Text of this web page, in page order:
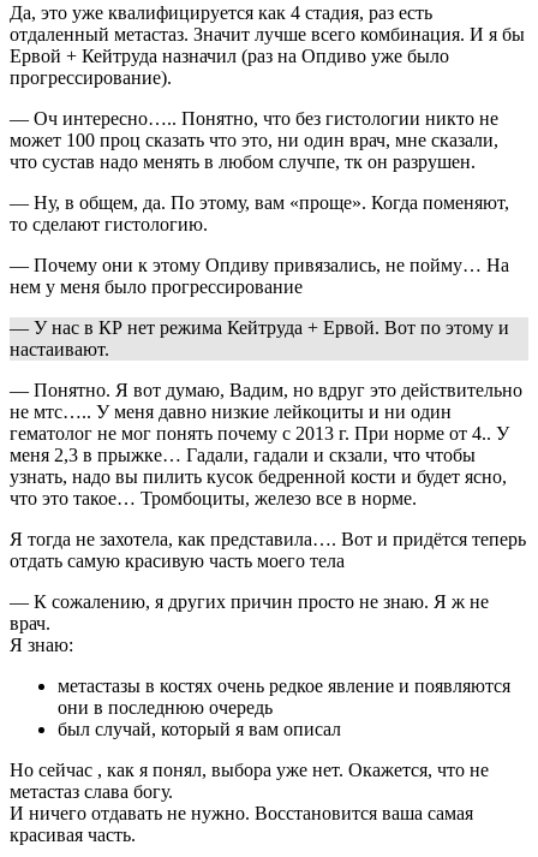
Да, это уже квалифицируется как 4 стадия, раз есть
отдаленный метастаз. Значит лучше всего комбинация. И я бы
Ервой + Кейтруда назначил (раз на Опдиво уже было
прогрессирование).
— Оч интересно….. Понятно, что без гистологии никто не
может 100 проц сказать что это, ни один врач, мне сказали,
что сустав надо менять в любом случпе, тк он разрушен.
— Ну, в общем, да. По этому, вам «проще». Когда поменяют,
то сделают гистологию.
— Почему они к этому Опдиву привязались, не пойму… На
нем у меня было прогрессирование
— У нас в КР нет режима Кейтруда + Ервой. Вот по этому и
настаивают.
— Понятно. Я вот думаю, Вадим, но вдруг это действительно
не мтс….. У меня давно низкие лейкоциты и ни один
гематолог не мог понять почему с 2013 г. При норме от 4.. У
меня 2,3 в прыжке… Гадали, гадали и скзали, что чтобы
узнать, надо вы пилить кусок бедренной кости и будет ясно,
что это такое… Тромбоциты, железо все в норме.
Я тогда не захотела, как представила…. Вот и придётся теперь
отдать самую красивую часть моего тела
— К сожалению, я других причин просто не знаю. Я ж не
врач.
Я знаю:
метастазы в костях очень редкое явление и появляются
они в последнюю очередь
был случай, который я вам описал
Но сейчас , как я понял, выбора уже нет. Окажется, что не
метастаз слава богу.
И ничего отдавать не нужно. Восстановится ваша самая
красивая часть.